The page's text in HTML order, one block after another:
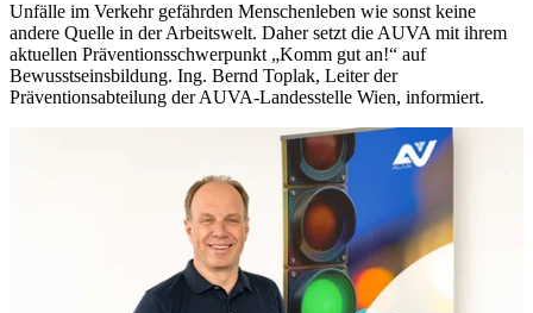
Unfälle im Verkehr gefährden Menschenleben wie sonst keine
andere Quelle in der Arbeitswelt. Daher setzt die AUVA mit ihrem
aktuellen Präventionsschwerpunkt „Komm gut an!“ auf
Bewusstseinsbildung. Ing. Bernd Toplak, Leiter der
Präventionsabteilung der AUVA-Landesstelle Wien, informiert.